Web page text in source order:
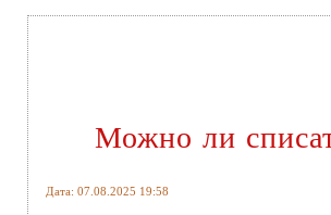
Можно ли
Дата: 07.08.2025 19:58